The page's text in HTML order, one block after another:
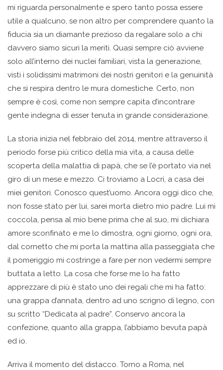
mi riguarda personalmente e spero tanto possa essere
utile a qualcuno, se non altro per comprendere quanto la
fiducia sia un diamante prezioso da regalare solo a chi
davvero siamo sicuri la meriti. Quasi sempre ciò avviene
solo all’interno dei nuclei familiari, vista la generazione,
visti i solidissimi matrimoni dei nostri genitori e la genuinità
che si respira dentro le mura domestiche. Certo, non
sempre è così, come non sempre capita d’incontrare
gente indegna di esser tenuta in grande considerazione.
La storia inizia nel febbraio del 2014, mentre attraverso il
periodo forse più critico della mia vita, a causa delle
scoperta della malattia di papà, che se l’è portato via nel
giro di un mese e mezzo. Ci troviamo a Locri, a casa dei
miei genitori. Conosco quest’uomo. Ancora oggi dico che,
non fosse stato per lui, sarei morta dietro mio padre. Lui mi
coccola, pensa al mio bene prima che al suo, mi dichiara
amore sconfinato e me lo dimostra, ogni giorno, ogni ora,
dal cornetto che mi porta la mattina alla passeggiata che
il pomeriggio mi costringe a fare per non vedermi sempre
buttata a letto. La cosa che forse me lo ha fatto
apprezzare di più è stato uno dei regali che mi ha fatto:
una grappa d’annata, dentro ad uno scrigno di legno, con
su scritto “Dedicata al padre”. Conservo ancora la
confezione, quanto alla grappa, l’abbiamo bevuta papà
ed io.
Arriva il momento del distacco. Torno a Roma, nel